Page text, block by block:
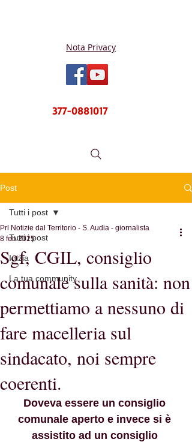
Nota Privacy
377-0881017
Post
Tutti i post
Inizia
La tua community
Tutti i post
Sgf, CGIL, consiglio
comunale sulla sanità: non
permettiamo a nessuno di
fare macelleria sul
sindacato, noi sempre
coerenti.
Prl Notizie dal Territorio - S. Audia - giornalista
8 feb 2025
Doveva essere un consiglio
comunale aperto e invece si è
assistito ad un consiglio